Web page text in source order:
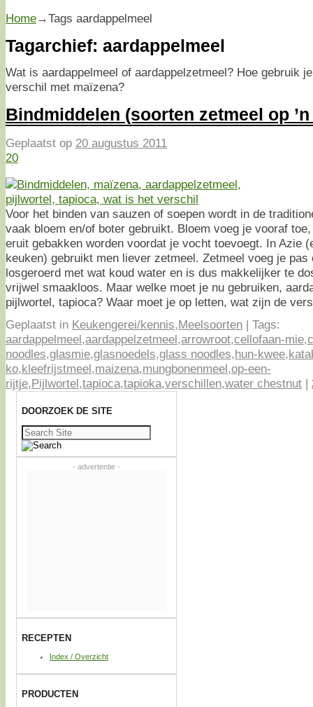
Home→Tags aardappelmeel
Tagarchief: aardappelmeel
Wat is aardappelmeel of aardappelzetmeel? Hoe gebruik
verschil met maïzena?
Bindmiddelen (soorten zetmeel op
Geplaatst op 20 augustus 2011
20
Voor het binden van sauzen of soepen wordt in de
vaak bloem en/of boter gebruikt. Bloem voeg je vooraf
eruit gebakken worden voordat je vocht toevoegt. In Azie
keuken) gebruikt men liever zetmeel. Zetmeel voeg je
losgeroerd met wat koud water en is dus makkelijker te
vrijwel smaakloos. Maar welke moet je nu gebruiken,
pijlwortel, tapioca? Waar moet je op letten, wat zijn de
Geplaatst in Keukengerei/kennis,Meelsoorten | Tags:
aardappelmeel,aardappelzetmeel,arrowroot,cellofaan-mie,
noodles,glasmie,glasnoedels,glass noodles,hun-kwee,
ko,kleefrijstmeel,maizena,mungbonenmeel,op-een-
rijtje,Pijlwortel,tapioca,tapioka,verschillen,water chestnut |
DOORZOEK DE SITE
Zoeken
naar:
- advertentie -
RECEPTEN
Index / Overzicht
PRODUCTEN